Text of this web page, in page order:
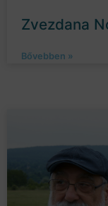
Zvezdana
Bővebben »